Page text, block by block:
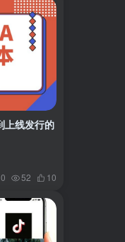
上线发行的
0 52 10